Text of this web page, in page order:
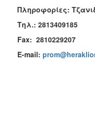
2015
2013
Πληροφορίες:
Τηλ.: 2813409185
Fax:
E-mail: